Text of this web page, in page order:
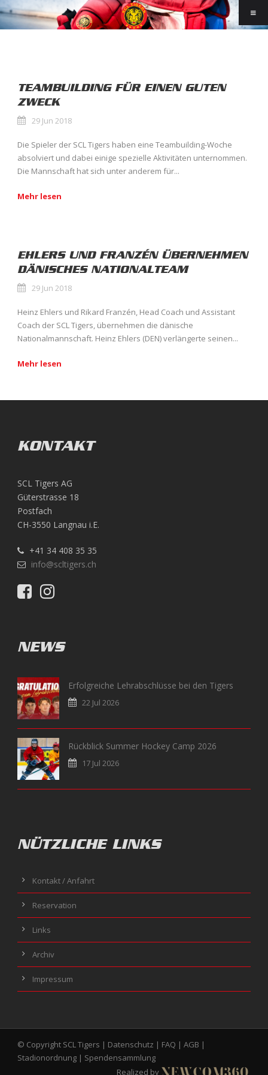
TEAMBUILDING FÜR EINEN GUTEN
ZWECK
29 Jun 2018
Die Spieler der SCL Tigers haben eine Teambuilding-Woche
absolviert und dabei einige spezielle Aktivitäten unternommen.
Die Mannschaft hat sich unter anderem für...
Mehr lesen
EHLERS UND FRANZÉN ÜBERNEHMEN
DÄNISCHES NATIONALTEAM
29 Jun 2018
Heinz Ehlers und Rikard Franzén, Head Coach und Assistant
Coach der SCL Tigers, übernehmen die dänische
Nationalmannschaft. Heinz Ehlers (DEN) verlängerte seinen...
Mehr lesen
KONTAKT
SCL Tigers AG
Güterstrasse 18
Postfach
CH-3550 Langnau i.E.
+41 34 408 35 35
info@scltigers.ch
NEWS
Erfolgreiche Lehrabschlüsse bei den Tigers
22 Jul 2026
Rückblick Summer Hockey Camp 2026
17 Jul 2026
NÜTZLICHE LINKS
Kontakt / Anfahrt
Reservation
Links
Archiv
Impressum
© Copyright SCL Tigers | Datenschutz | FAQ | AGB |
Stadionordnung | Spendensammlung
Realized by